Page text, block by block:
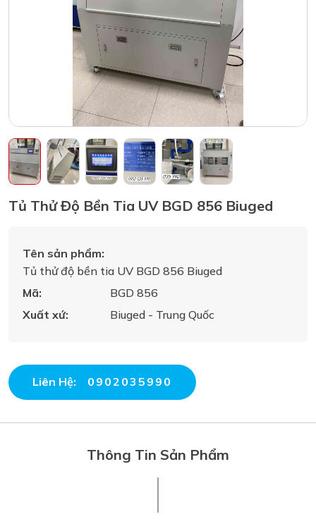
Tủ Thử Độ Bền Tia UV BGD 856 Biuged
Tên sản phẩm:
Tủ thử độ bền tia UV BGD 856 Biuged
Mã:
BGD 856
Xuất xứ:
Biuged - Trung Quốc
Liên Hệ: 0902035990
Thông Tin Sản Phẩm